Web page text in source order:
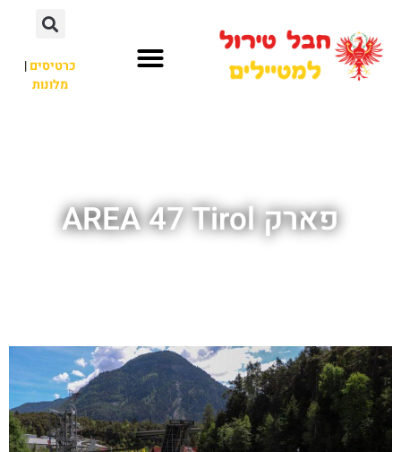
כרטיסים|
מלונות
פארק AREA 47 Tirol